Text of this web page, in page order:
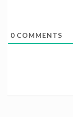
0 COMMENTS